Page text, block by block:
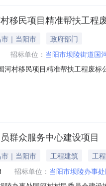
移民项目精准帮扶工程
｜当阳市
政府部门
招标单位： 当阳市坝陵街道国
河村移民项目精准帮扶工程废
）、当阳市公共资源交
群众服务中心建设项目
｜当阳市 工程建筑
工程
招标单位： 当阳市坝陵办事